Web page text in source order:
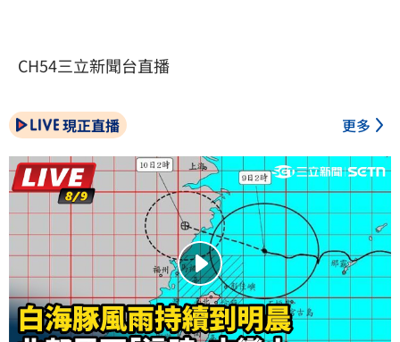
CH54三立新聞台直播
現正直播 更多